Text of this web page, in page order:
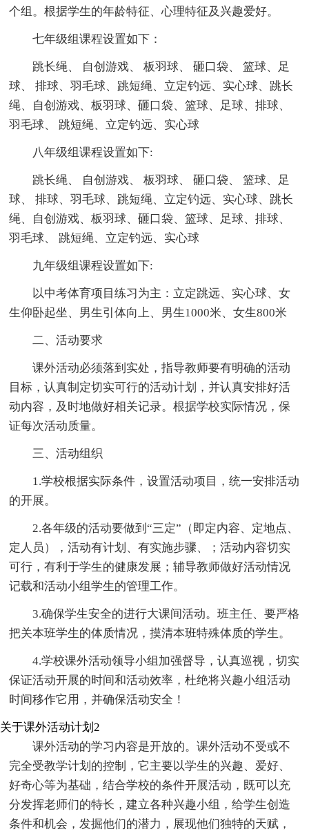
个组。根据学生的年龄特征、心理特征及兴趣爱好。
七年级组课程设置如下：
跳长绳、 自创游戏、 板羽球、 砸口袋、 篮球、足
球、 排球、羽毛球、跳短绳、立定钓远、实心球、跳长
绳、自创游戏、板羽球、砸口袋、篮球、足球、排球、
羽毛球、 跳短绳、立定钓远、实心球
八年级组课程设置如下:
跳长绳、 自创游戏、 板羽球、 砸口袋、 篮球、足
球、 排球、羽毛球、跳短绳、立定钓远、实心球、跳长
绳、自创游戏、板羽球、砸口袋、篮球、足球、排球、
羽毛球、 跳短绳、立定钓远、实心球
九年级组课程设置如下:
以中考体育项目练习为主：立定跳远、实心球、女
生仰卧起坐、男生引体向上、男生1000米、女生800米
二、活动要求
课外活动必须落到实处，指导教师要有明确的活动
目标，认真制定切实可行的活动计划，并认真安排好活
动内容，及时地做好相关记录。根据学校实际情况，保
证每次活动质量。
三、活动组织
1.学校根据实际条件，设置活动项目，统一安排活动
的开展。
2.各年级的活动要做到“三定”（即定内容、定地点、
定人员），活动有计划、有实施步骤、；活动内容切实
可行，有利于学生的健康发展；辅导教师做好活动情况
记载和活动小组学生的管理工作。
3.确保学生安全的进行大课间活动。班主任、要严格
把关本班学生的体质情况，摸清本班特殊体质的学生。
4.学校课外活动领导小组加强督导，认真巡视，切实
保证活动开展的时间和活动效率，杜绝将兴趣小组活动
时间移作它用，并确保活动安全！
关于课外活动计划2
课外活动的学习内容是开放的。课外活动不受或不
完全受教学计划的控制，它主要以学生的兴趣、爱好、
好奇心等为基础，结合学校的条件开展活动，既可以充
分发挥老师们的特长，建立各种兴趣小组，给学生创造
条件和机会，发掘他们的潜力，展现他们独特的天赋，